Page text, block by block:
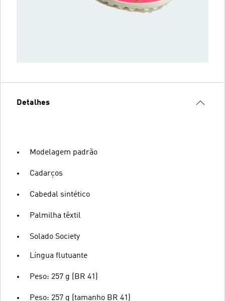
Detalhes
Modelagem padrão
Cadarços
Cabedal sintético
Palmilha têxtil
Solado Society
Língua flutuante
Peso: 257 g (BR 41)
Peso: 257 g (tamanho BR 41)